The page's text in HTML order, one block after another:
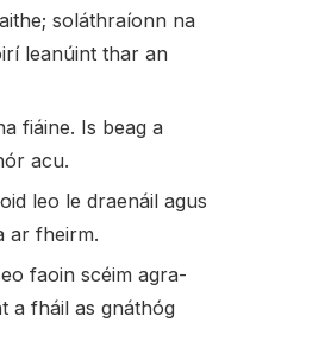
soláthraíonn na
leanúint thar an
fiáine. Is beag a
acu.
leo le draenáil agus
ar fheirm.
faoin scéim agra-
a fháil as gnáthóg